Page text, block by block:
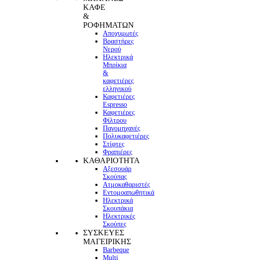
ΚΑΦΕ
&
ΡΟΦΗΜΑΤΩΝ
Αποχυμωτές
Βραστήρες
Νερού
Ηλεκτρικά
Μπρίκια
&
καφετιέρες
ελληνικού
Καφετιέρες
Espresso
Καφετιέρες
Φίλτρου
Παγομηχανές
Πολυκαφετιέρες
Στίφτες
Φραπιέρες
ΚΑΘΑΡΙΟΤΗΤΑ
Αξεσουάρ
Σκούπας
Ατμοκαθαριστές
Εντομοαπωθητικά
Ηλεκτρικά
Σκουπάκια
Ηλεκτρικές
Σκούπες
ΣΥΣΚΕΥΕΣ
ΜΑΓΕΙΡΙΚΗΣ
Barbeque
Multi